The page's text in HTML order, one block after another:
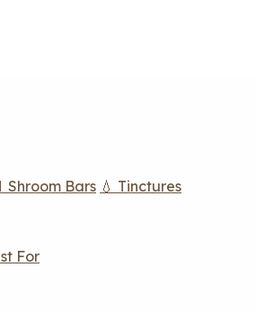
Shroom Bars 💧 Tinctures
For